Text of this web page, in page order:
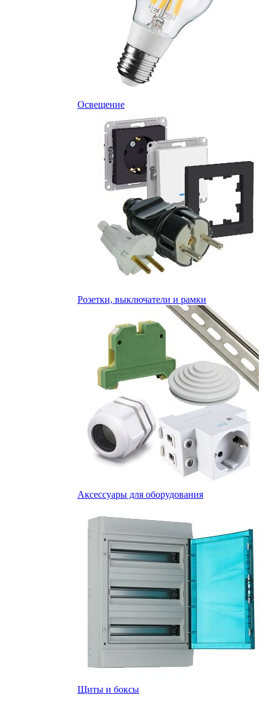
Освещение
Розетки, выключатели и рамки
Аксессуары для оборудования
Щиты и боксы